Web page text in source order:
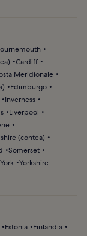
Cardiff
Meridionale
Edimburgo
Inverness
Liverpool
(contea)
Somerset
York Yorkshire
Estonia
Finlandia